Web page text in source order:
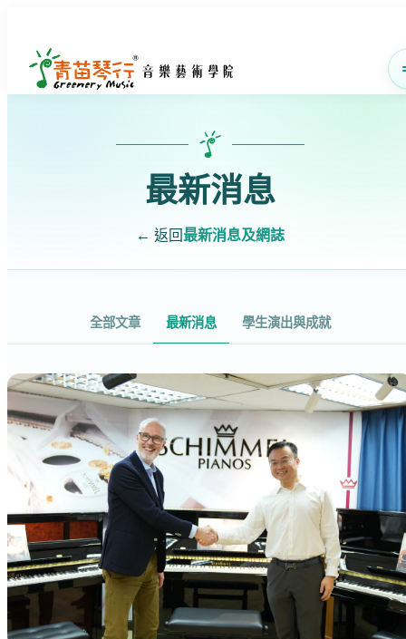
最新消息
← 返回 最新消息及網誌
全部文章 最新消息 學生演出與成就